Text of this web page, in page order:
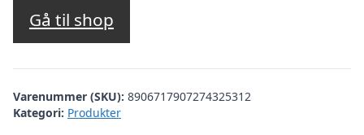
Gå til shop
Varenummer (SKU): 8906717907274325312
Kategori: Produkter